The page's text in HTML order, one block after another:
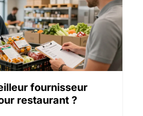
fournisseur
restaurant ?